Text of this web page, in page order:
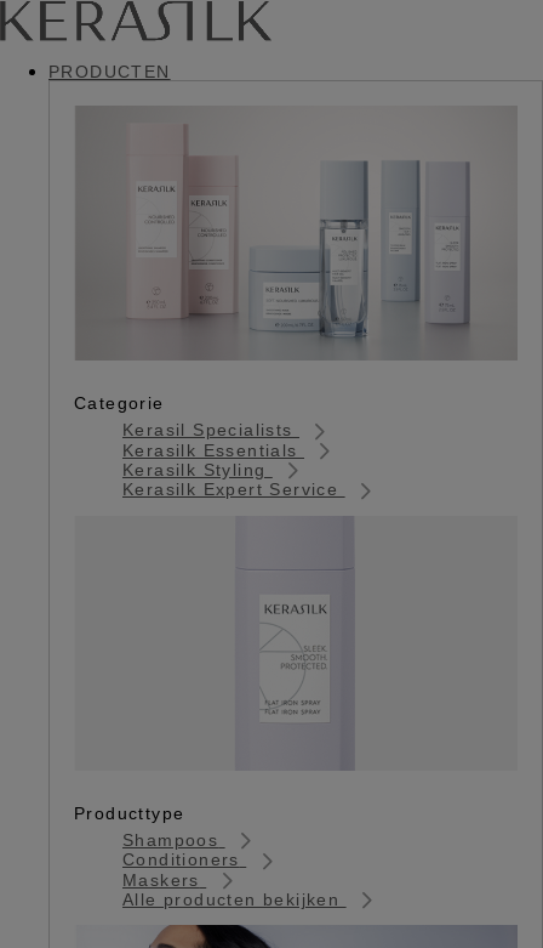
PRODUCTEN
Categorie
Kerasil Specialists
Kerasilk Essentials
Kerasilk Styling
Kerasilk Expert Service
Producttype
Shampoos
Conditioners
Maskers
Alle producten bekijken